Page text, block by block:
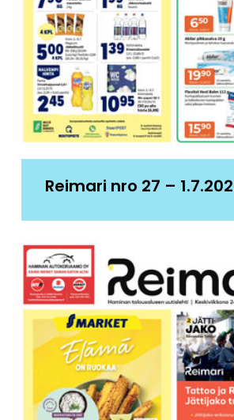
Reimari nro 27 –